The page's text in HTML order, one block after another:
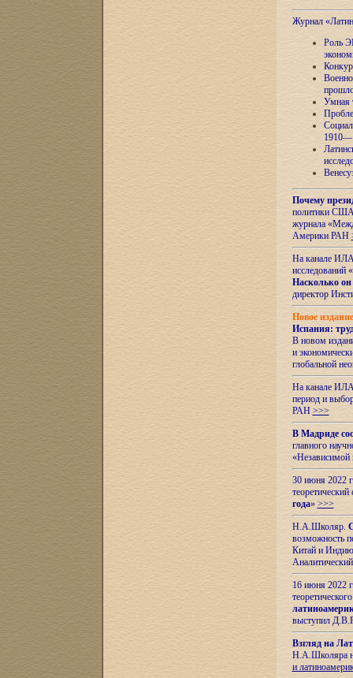
Журнал
Роль
Умная
Почему
политики США
журнала
Америки РАН
На канале ИЛА
исследований «
Насколько он
директор
Новое
Испания:
В новом
и
глобальной
На канале
период и
РАН >>>
В Мадриде
главного
«Независимой
30 июня 2022
года» >>>
Н.А.Школяр.
возможность
Китай и
16 июня 2022
выступил
Взгляд на
Н.А.Школяра
и